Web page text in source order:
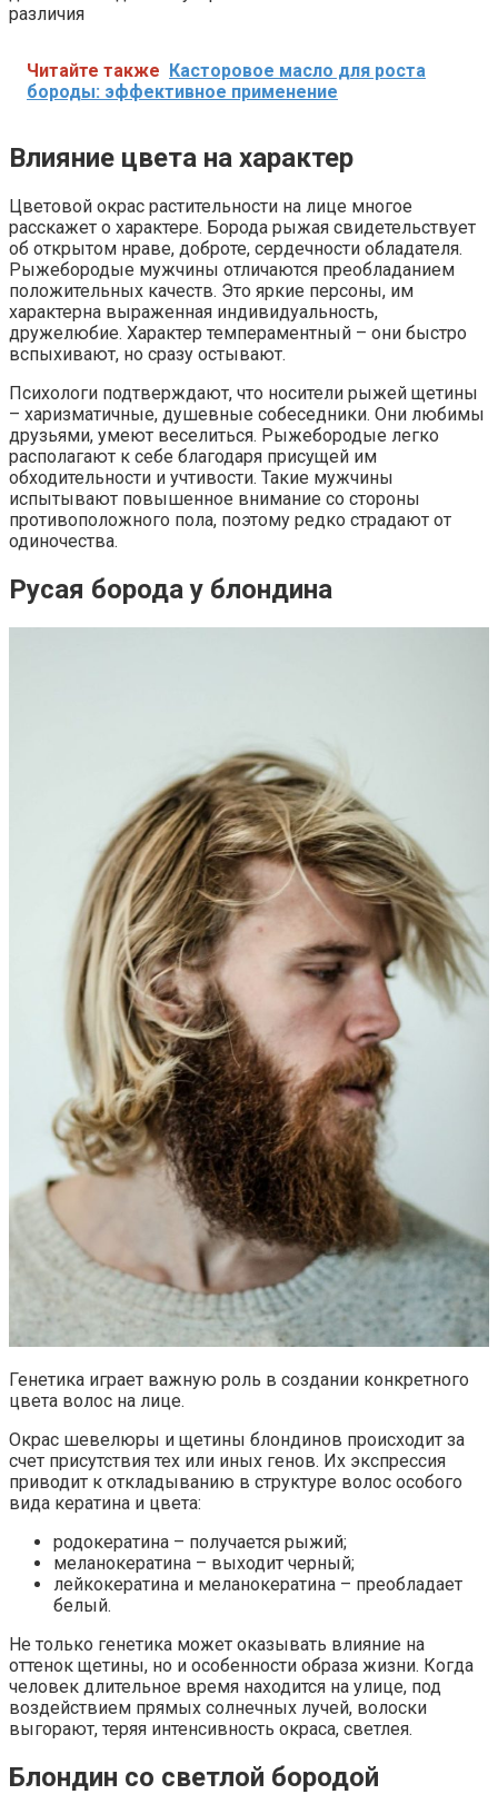
различия
Читайте также Касторовое масло для роста
бороды: эффективное применение
Влияние цвета на характер
Цветовой окрас растительности на лице многое
расскажет о характере. Борода рыжая свидетельствует
об открытом нраве, доброте, сердечности обладателя.
Рыжебородые мужчины отличаются преобладанием
положительных качеств. Это яркие персоны, им
характерна выраженная индивидуальность,
дружелюбие. Характер темпераментный – они быстро
вспыхивают, но сразу остывают.
Психологи подтверждают, что носители рыжей щетины
– харизматичные, душевные собеседники. Они любимы
друзьями, умеют веселиться. Рыжебородые легко
располагают к себе благодаря присущей им
обходительности и учтивости. Такие мужчины
испытывают повышенное внимание со стороны
противоположного пола, поэтому редко страдают от
одиночества.
Русая борода у блондина
Генетика играет важную роль в создании конкретного
цвета волос на лице.
Окрас шевелюры и щетины блондинов происходит за
счет присутствия тех или иных генов. Их экспрессия
приводит к откладыванию в структуре волос особого
вида кератина и цвета:
родокератина – получается рыжий;
меланокератина – выходит черный;
лейкокератина и меланокератина – преобладает
белый.
Не только генетика может оказывать влияние на
оттенок щетины, но и особенности образа жизни. Когда
человек длительное время находится на улице, под
воздействием прямых солнечных лучей, волоски
выгорают, теряя интенсивность окраса, светлея.
Блондин со светлой бородой